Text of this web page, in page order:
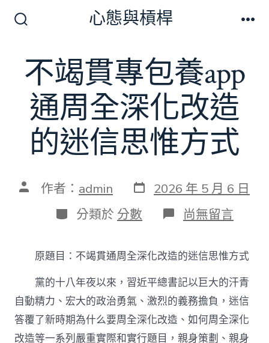
切
換
開
關
心態與槓桿
不竭貫專包養app
通周全深化改造
的迷信思惟方式
文 作者： admin 發
表
日
期
2026 年 5 月 6 日
分
類
分類於 分數 在
〈不
貫
專
包
養
app
通
周
全
尚無留言
原題目：不竭貫通周全深化改造的迷信思惟方式
黨的十八年夜以來，習近平總書記以巨大的汗青
自動精力、宏大的政治勇氣、激烈的義務擔負，迷信
答覆了新時期為什么要周全深化改造、如何周全深化
改造等一系列嚴重實際和實行題目，親身策劃、親身